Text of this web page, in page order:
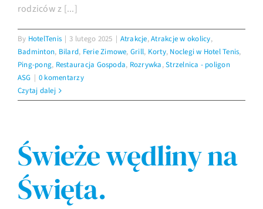
rodziców z [...]
By HotelTenis | 3 lutego 2025 | Atrakcje,Atrakcje w okolicy,
Badminton, Bilard, Ferie Zimowe, Grill, Korty, Noclegi w Hotel Tenis,
Ping-pong, Restauracja Gospoda, Rozrywka,Strzelnica - poligon
ASG | 0 komentarzy
Czytaj dalej
Świeże wędliny na
Święta.